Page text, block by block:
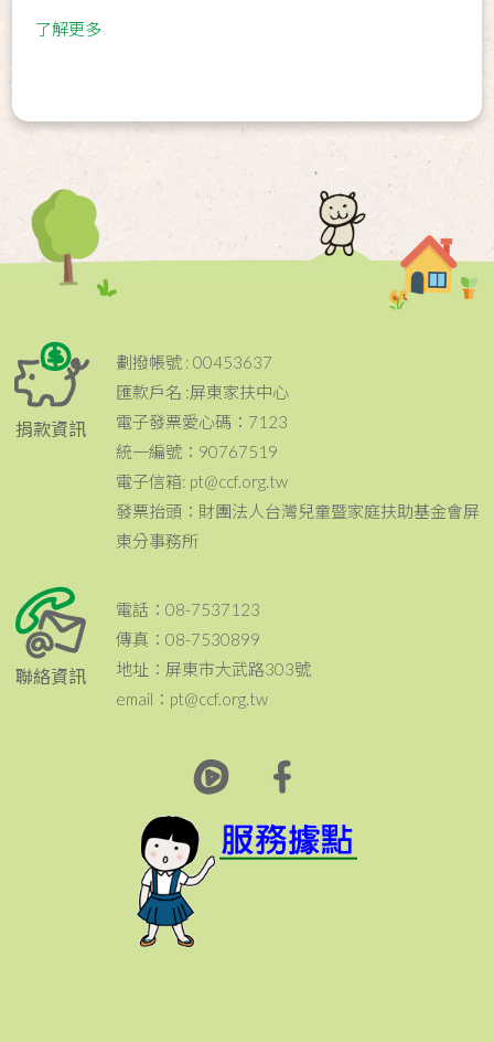
了解更多
捐款資訊
劃撥帳號 : 00453637
匯款戶名 :屏東家扶中心
電子發票愛心碼：7123
統一編號：90767519
電子信箱: pt@ccf.org.tw
發票抬頭：財團法人台灣兒童暨家庭扶助基金會屏
東分事務所
聯絡資訊
電話：08-7537123
傳真：08-7530899
地址：屏東市大武路303號
email：pt@ccf.org.tw